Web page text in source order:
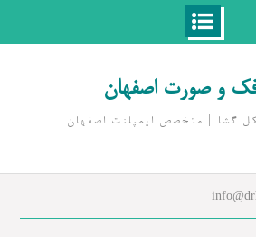
و صورت اصفهان
گشا | متخصص ايمپلنت اصفهان